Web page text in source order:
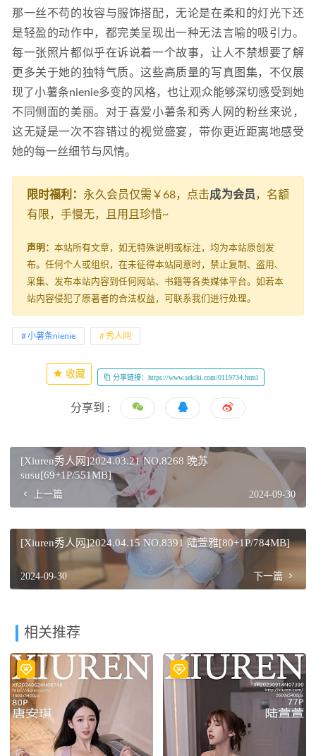
那一丝不苟的妆容与服饰搭配，无论是在柔和的灯光下还
是轻盈的动作中，都完美呈现出一种无法言喻的吸引力。
每一张照片都似乎在诉说着一个故事，让人不禁想要了解
更多关于她的独特气质。这些高质量的写真图集，不仅展
现了小薯条nienie多变的风格，也让观众能够深切感受到她
不同侧面的美丽。对于喜爱小薯条和秀人网的粉丝来说，
这无疑是一次不容错过的视觉盛宴，带你更近距离地感受
她的每一丝细节与风情。
限时福利： 永久会员仅需￥68，点击成为会员，名额
有限，手慢无，且用且珍惜~
声明： 本站所有文章，如无特殊说明或标注，均为本站原创发
布。任何个人或组织，在未征得本站同意时，禁止复制、盗用、
采集、发布本站内容到任何网站、书籍等各类媒体平台。如若本
站内容侵犯了原著者的合法权益，可联系我们进行处理。
小薯条nienie 秀人网
收藏 分享链接：https://www.sekiki.com/0119734.html
分享到 :
[Xiuren秀人网]2024.03.21 NO.8268 晚苏
susu[69+1P/551MB]
上一篇 2024-09-30
[Xiuren秀人网]2024.04.15 NO.8391 陆萱雅[80+1P/784MB]
2024-09-30 下一篇
相关推荐